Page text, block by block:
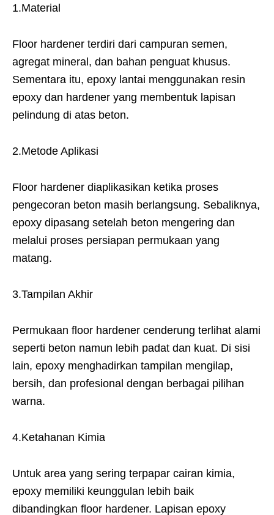
1.Material
Floor hardener terdiri dari campuran semen,
agregat mineral, dan bahan penguat khusus.
Sementara itu, epoxy lantai menggunakan resin
epoxy dan hardener yang membentuk lapisan
pelindung di atas beton.
2.Metode Aplikasi
Floor hardener diaplikasikan ketika proses
pengecoran beton masih berlangsung. Sebaliknya,
epoxy dipasang setelah beton mengering dan
melalui proses persiapan permukaan yang
matang.
3.Tampilan Akhir
Permukaan floor hardener cenderung terlihat alami
seperti beton namun lebih padat dan kuat. Di sisi
lain, epoxy menghadirkan tampilan mengilap,
bersih, dan profesional dengan berbagai pilihan
warna.
4.Ketahanan Kimia
Untuk area yang sering terpapar cairan kimia,
epoxy memiliki keunggulan lebih baik
dibandingkan floor hardener. Lapisan epoxy